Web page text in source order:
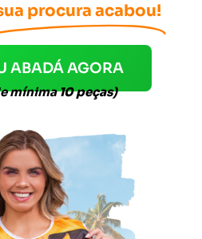
procura acabou!
ABADÁ AGORA
mínima10 peças)